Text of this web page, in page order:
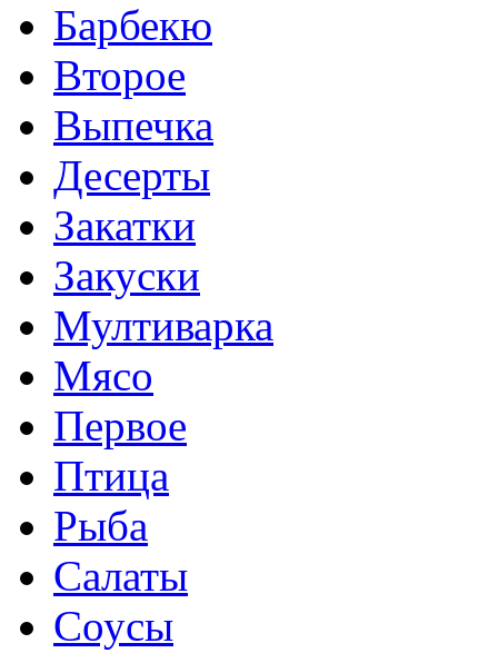
Барбекю
Второе
Выпечка
Десерты
Закатки
Закуски
Мултиварка
Мясо
Первое
Птица
Рыба
Салаты
Соусы